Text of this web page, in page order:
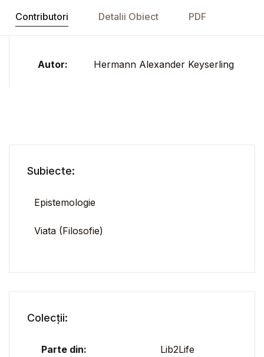
Contributori Detalii Obiect PDF
Autor: Hermann Alexander Keyserling
Subiecte:
Epistemologie
Viata (Filosofie)
Colecții:
Parte din: Lib2Life